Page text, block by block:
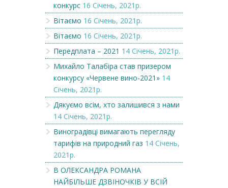
конкурс 16 Січень, 2021р.
Вітаємо 16 Січень, 2021р.
Вітаємо 16 Січень, 2021р.
Передплата – 2021 14 Січень, 2021р.
Михайло Талабіра став призером
конкурсу «Червене вино-2021» 14
Січень, 2021р.
Дякуємо всім, хто залишився з нами
14 Січень, 2021р.
Виноградівці вимагають перегляду
тарифів на природний газ 14 Січень,
2021р.
В ОЛЕКСАНДРА РОМАНА
НАЙБІЛЬШЕ ДЗВІНОЧКІВ У ВСІЙ